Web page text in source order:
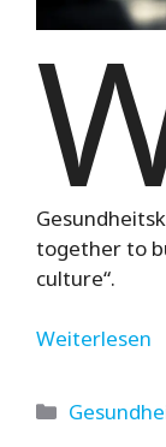
together to
culture“.
Weiterlesen